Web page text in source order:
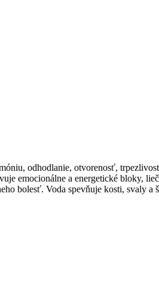
odhodlanie, otvorenosť,
emocionálne a energetické bloky,
bolesť. Voda spevňuje kosti, svaly a